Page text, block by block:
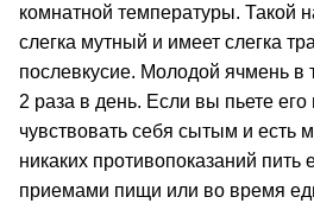
комнатной температуры. Такой
слегка мутный и имеет слегка
послевкусие. Молодой ячмень в
2 раза в день. Если вы пьете
чувствовать себя сытым и есть
никаких противопоказаний пить
приемами пищи или во время